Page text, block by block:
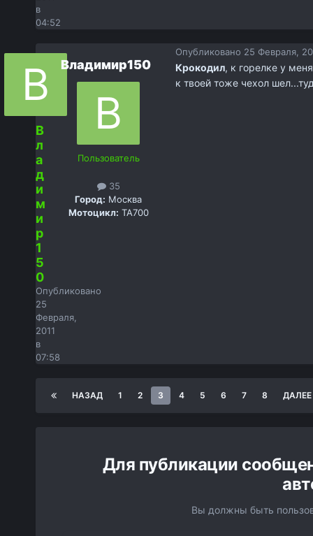
в
04:52
В
л
а
д
и
м
и
р
1
5
0
Опубликовано
25
Февраля,
2011
в
07:58
Владимир150
Пользователь
35
Город: Москва
Мотоцикл: TA700
Опубликовано 25 Февраля,
Крокодил, к горелке у
к твоей тоже чехол
НАЗАД 1 2 3 4 5 6 7 8 ДАЛЕЕ
Для публикации
Вы должны быть